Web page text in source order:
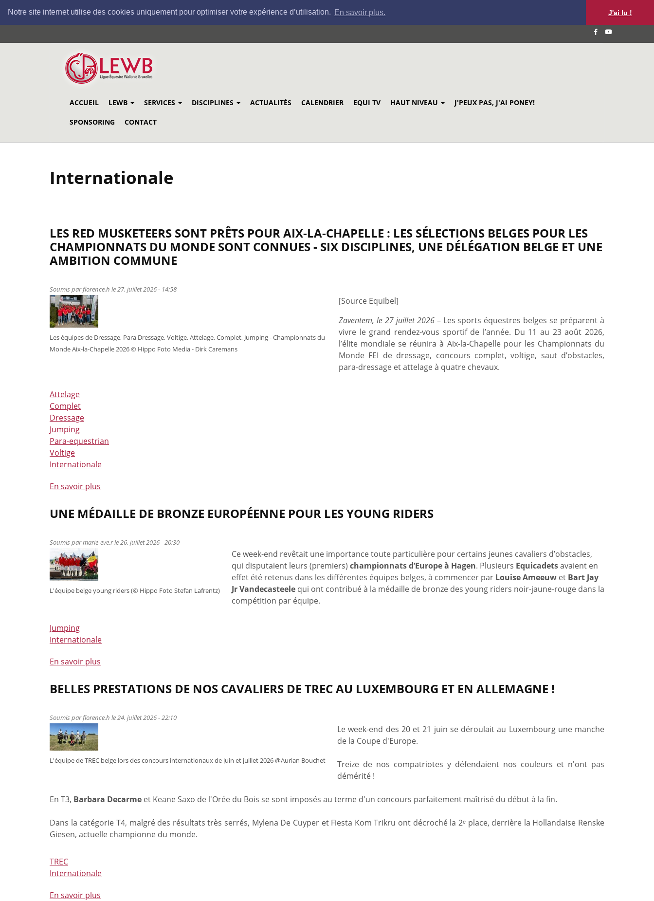
Notre site internet utilise des cookies uniquement pour optimiser votre expérience d’utilisation. En savoir plus. J'ai lu !
au
ACCUEIL LEWB SERVICES DISCIPLINES ACTUALITÉS CALENDRIER EQUI TV HAUT NIVEAU J'PEUX PAS, J'AI PONEY!
SPONSORING CONTACT
Internationale
LES RED MUSKETEERS SONT PRÊTS POUR AIX-LA-CHAPELLE : LES SÉLECTIONS BELGES POUR LES
CHAMPIONNATS DU MONDE SONT CONNUES - SIX DISCIPLINES, UNE DÉLÉGATION BELGE ET UNE
AMBITION COMMUNE
Soumis parflorence.h le 27. juillet 2026 - 14:58
Les équipes de Dressage, Para Dressage, Voltige, Attelage, Complet, Jumping - Championnats du
Monde Aix-la-Chapelle 2026 © Hippo Foto Media - Dirk Caremans
[Source Equibel]
Zaventem, le 27 juillet 2026– Les sports équestres belges se préparent à
vivre le grand rendez-vous sportif de l’année. Du 11 au 23 août 2026,
l’élite mondiale se réunira à Aix-la-Chapelle pour les Championnats du
Monde FEI de dressage, concours complet, voltige, saut d’obstacles,
para-dressage et attelage à quatre chevaux.
Attelage
Complet
Dressage
Jumping
Para-equestrian
Voltige
Internationale
En savoir plus
de
Les
Musketeers
Aix-
les
les
Championnats
Monde
Six
délégation
et
une
UNE MÉDAILLE DE BRONZE EUROPÉENNE POUR LES YOUNG RIDERS
Soumis parmarie-eve.rle 26. juillet 2026 - 20:30
L'équipe belge young riders (© Hippo Foto Stefan Lafrentz)
Ce week-end revêtait une importance toute particulière pour certains jeunes cavaliers d’obstacles,
qui disputaient leurs (premiers) championnats d’Europe à Hagen. Plusieurs Equicadetsavaient en
effet été retenus dans les différentes équipes belges, à commencer par Louise Ameeuw et Bart Jay
Jr Vandecasteele qui ont contribué à la médaille de bronze des young riders noir-jaune-rouge dans la
compétition par équipe.
Jumping
Internationale
En savoir plus
de
Une
de
les
BELLES PRESTATIONS DE NOS CAVALIERS DE TREC AU LUXEMBOURG ET EN ALLEMAGNE !
Soumis parflorence.h le 24. juillet 2026 - 22:10
L'équipe de TREC belge lors des concours internationaux de juin et juillet 2026 @Aurian Bouchet
Le week-end des 20 et 21 juin se déroulait au Luxembourg une manche
de la Coupe d'Europe.
Treize de nos compatriotes y défendaient nos couleurs et n'ont pas
démérité !
En T3, Barbara Decarme et Keane Saxo de l'Orée du Bois se sont imposés au terme d'un concours parfaitement maîtrisé du début à la fin.
Dans la catégorie T4, malgré des résultats très serrés, Mylena De Cuyper et Fiesta Kom Trikru ont décroché la 2ᵉ place, derrière la Hollandaise Renske
Giesen, actuelle championne du monde.
TREC
Internationale
En savoir plus